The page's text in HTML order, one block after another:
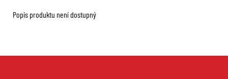
Popis produktu není dostupný